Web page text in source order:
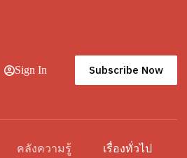
Sign In Subscribe Now
คลังความรู้ เรื่องทั่วไป